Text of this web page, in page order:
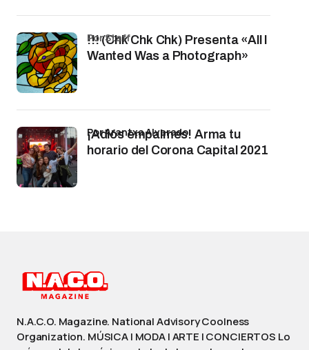
!!! (Chk Chk Chk) Presenta «All I
Wanted Was a Photograph»
por Staff
¡Adiós empalmes! Arma tu
horario del Corona Capital 2021
por Arantxa Alvarado
N.A.C.O. Magazine. National Advisory Coolness
Organization. MÚSICA | MODA | ARTE | CONCIERTOS Lo